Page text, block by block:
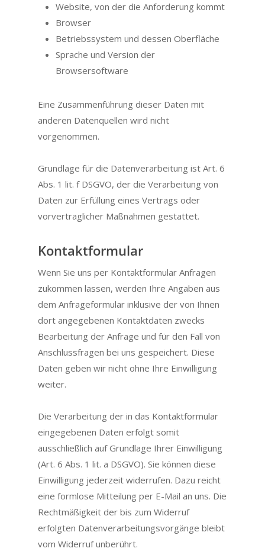
Website, von der die Anforderung kommt
Browser
Betriebssystem und dessen Oberfläche
Sprache und Version der
Browsersoftware
Eine Zusammenführung dieser Daten mit
anderen Datenquellen wird nicht
vorgenommen.
Grundlage für die Datenverarbeitung ist Art. 6
Abs. 1 lit. f DSGVO, der die Verarbeitung von
Daten zur Erfüllung eines Vertrags oder
vorvertraglicher Maßnahmen gestattet.
Kontaktformular
Wenn Sie uns per Kontaktformular Anfragen
zukommen lassen, werden Ihre Angaben aus
dem Anfrageformular inklusive der von Ihnen
dort angegebenen Kontaktdaten zwecks
Bearbeitung der Anfrage und für den Fall von
Anschlussfragen bei uns gespeichert. Diese
Daten geben wir nicht ohne Ihre Einwilligung
weiter.
Die Verarbeitung der in das Kontaktformular
eingegebenen Daten erfolgt somit
ausschließlich auf Grundlage Ihrer Einwilligung
(Art. 6 Abs. 1 lit. a DSGVO). Sie können diese
Einwilligung jederzeit widerrufen. Dazu reicht
eine formlose Mitteilung per E-Mail an uns. Die
Rechtmäßigkeit der bis zum Widerruf
erfolgten Datenverarbeitungsvorgänge bleibt
vom Widerruf unberührt.